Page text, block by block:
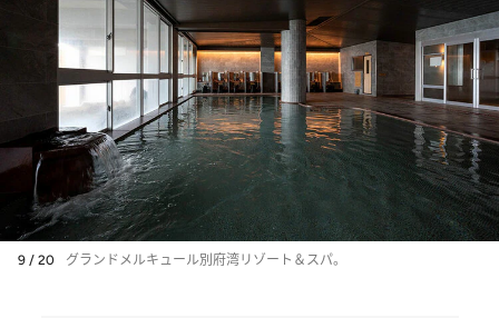
9 / 20 グランドメルキュール別府湾リゾート＆スパ。